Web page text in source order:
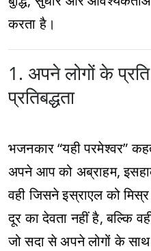
करता है।
1. अपने लोगों के
प्रतिबद्धता
भजनकार “यही परमेश्वर”
अपने आप को अब्राहम,
वही जिसने इस्राएल को
दूर का देवता नहीं है, बल्कि
जो सदा से अपने लोगों के